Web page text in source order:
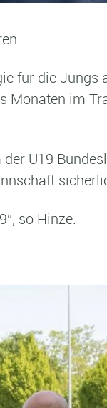
für die Jungs
Monaten im
U19
so Hinze.